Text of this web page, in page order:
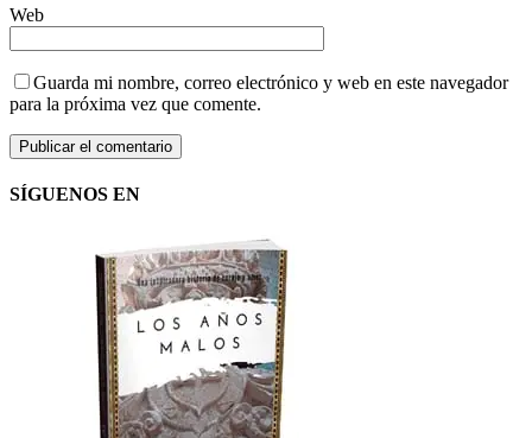
Web
Guarda mi nombre, correo electrónico y web en este navegador
para la próxima vez que comente.
SÍGUENOS EN